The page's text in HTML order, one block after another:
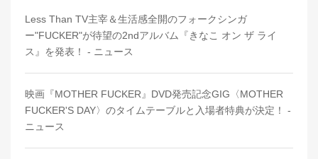
Less Than TV主宰＆生活感全開のフォークシンガ
ー"FUCKER"が待望の2ndアルバム『きなこ オン ザ ライ
ス』を発表！ - ニュース
映画『MOTHER FUCKER』DVD発売記念GIG〈MOTHER
FUCKER'S DAY〉のタイムテーブルと入場者特典が決定！ -
ニュース